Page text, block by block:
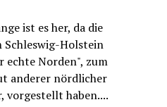
ist es her, da die
Schleswig-Holstein
echte Norden", zum
anderer nördlicher
vorgestellt haben....